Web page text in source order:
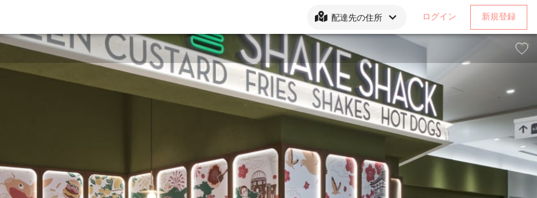
配達先の住所 ログイン 新規登録